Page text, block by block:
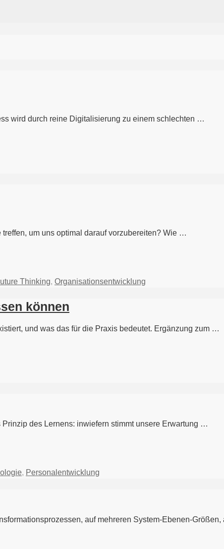
wird durch reine Digitalisierung zu einem schlechten …
um uns optimal darauf vorzubereiten? Wie …
Thinking, Organisationsentwicklung
können
und was das für die Praxis bedeutet. Ergänzung zum …
des Lernens: inwiefern stimmt unsere Erwartung …
, Personalentwicklung
auf mehreren System-Ebenen-Größen,